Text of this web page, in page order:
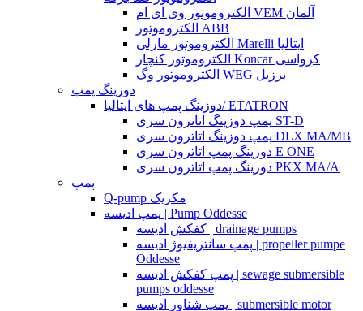
الکتروموتور وی ای ام VEM آلمان
الکتروموتور ABB
الکتروموتور مارلی Marelli ایتالیا
الکتروموتور کنچار Koncar کرواسی
الکتروموتور وگ WEG برزیل
دوزینگ پمپ
دوزینگ پمپ های ایتالیا/ ETATRON
پمپ دوزینگ اتاترون سری ST-D
پمپ دوزینگ اتاترون سری DLX MA/MB
دوزینگ پمپ اتاترون سری E ONE
دوزینگ پمپ اتاترون سری PKX MA/A
پمپ
Q-pump مکزیک
پمپ ادیسه | Pump Oddesse
کفکش ادیسه | drainage pumps
پمپ سانتریفیوژ ادیسه | propeller pumpe
Oddesse
پمپ کفکش ادیسه | sewage submersible
pumps oddesse
پمپ شناور ادیسه | submersible motor